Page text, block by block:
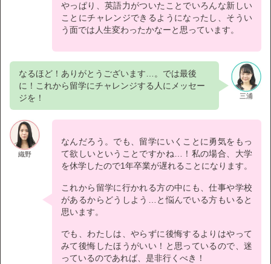
やっぱり、英語力がついたことでいろんな新しい
ことにチャレンジできるようになったし、そうい
う面では人生変わったかなーと思っています。
三浦
なるほど！ありがとうございます…。では最後
に！これから留学にチャレンジする人にメッセー
ジを！
織野
なんだろう。でも、留学にいくことに勇気をもっ
て欲しいということですかね…！私の場合、大学
を休学したので1年卒業が遅れることになります。
これから留学に行かれる方の中にも、仕事や学校
があるからどうしよう…と悩んでいる方もいると
思います。
でも、わたしは、やらずに後悔するよりはやって
みて後悔したほうがいい！と思っているので、迷
っているのであれば、是非行くべき！